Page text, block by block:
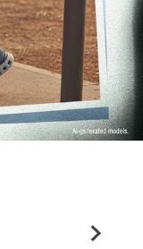
Heren